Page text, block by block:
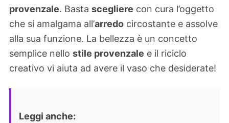
provenzale. Basta scegliere con cura l’oggetto
che si amalgama all’arredo circostante e assolve
alla sua funzione. La bellezza è un concetto
semplice nello stile provenzale e il riciclo
creativo vi aiuta ad avere il vaso che desiderate!
Leggi anche: